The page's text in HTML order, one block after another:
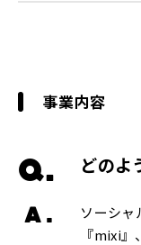
事業内容
Q. どのよ
A.
ソーシャ
『mixi